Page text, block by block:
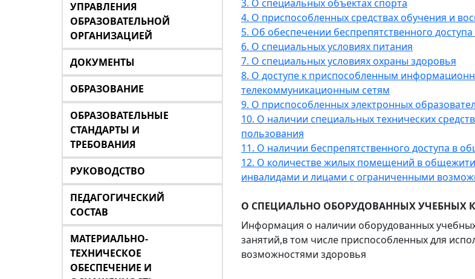
УПРАВЛЕНИЯ
ОБРАЗОВАТЕЛЬНОЙ
ОРГАНИЗАЦИЕЙ
ДОКУМЕНТЫ
ОБРАЗОВАНИЕ
ОБРАЗОВАТЕЛЬНЫЕ
СТАНДАРТЫ И
ТРЕБОВАНИЯ
РУКОВОДСТВО
ПЕДАГОГИЧЕСКИЙ
СОСТАВ
МАТЕРИАЛЬНО-
ТЕХНИЧЕСКОЕ
ОБЕСПЕЧЕНИЕ И
3. О специальных объектах спорта
4. О приспособленных средствах обучения и
5. Об обеспечении беспрепятственного
6. О специальных условиях питания
7. О специальных условиях охраны здоровья
8. О доступе к приспособленным
телекоммуникационным сетям
9. О приспособленных электронных
10. О наличии специальных технических
пользования
11. О наличии беспрепятственного доступа в
12. О количестве жилых помещений в
инвалидами и лицами с ограниченными
О СПЕЦИАЛЬНО ОБОРУДОВАННЫХ УЧЕБНЫХ
Информация о наличии оборудованных
занятий,в том числе приспособленных для
возможностями здоровья